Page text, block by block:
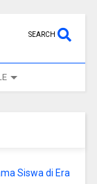
SEARCH
Siswa di Era